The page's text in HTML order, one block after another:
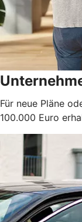
Für neue Pläne
100.000 Euro